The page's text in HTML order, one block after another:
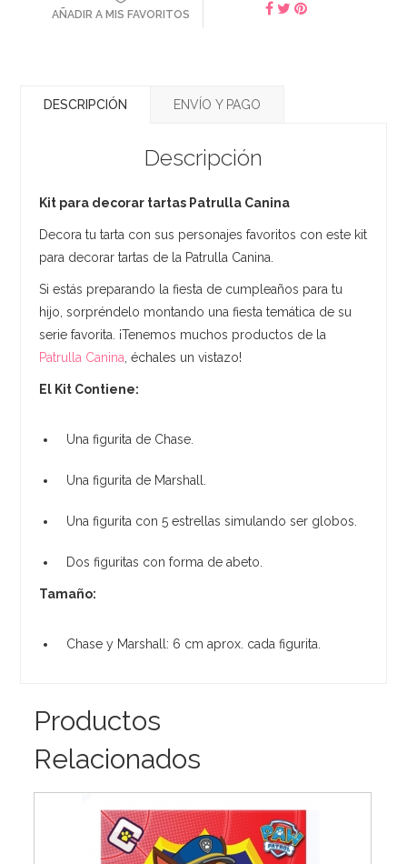
AÑADIR A MIS FAVORITOS
DESCRIPCIÓN ENVÍO Y PAGO
Descripción
Kit para decorar tartas Patrulla Canina
Decora tu tarta con sus personajes favoritos con este kit
para decorar tartas de la Patrulla Canina.
Si estás preparando la fiesta de cumpleaños para tu
hijo, sorpréndelo montando una fiesta temática de su
serie favorita. ¡Tenemos muchos productos de la
Patrulla Canina , échales un vistazo!
El Kit Contiene:
Una figurita de Chase.
Una figurita de Marshall.
Una figurita con 5 estrellas simulando ser globos.
Dos figuritas con forma de abeto.
Tamaño:
Chase y Marshall: 6 cm aprox. cada figurita.
Productos
Relacionados